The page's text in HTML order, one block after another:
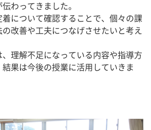
わってきました。
着について確認することで、個々の課
改善や工夫につなげさせたいと考え
理解不足になっている内容や指導方
果は今後の授業に活用していきま